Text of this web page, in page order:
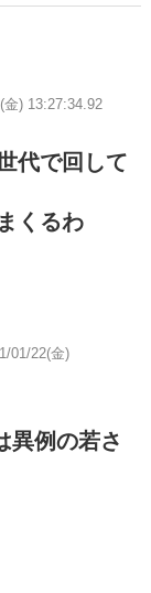
金) 13:27:34.92
代で回して
くるわ
01/22(金)
異例の若さ